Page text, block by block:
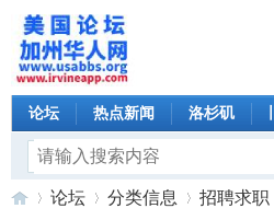
论坛 热点新闻 洛杉矶
论坛 分类信息 招聘求职